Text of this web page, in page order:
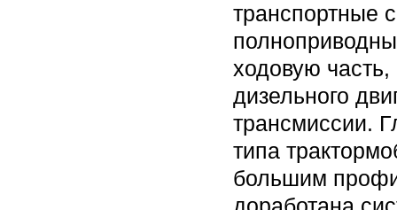
транспортные
ходовую
дизельного
трансмиссии.
типа
большим